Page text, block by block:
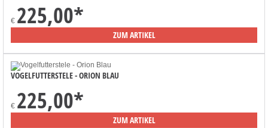
€ 225,00*
ZUM ARTIKEL
VOGELFUTTERSTELE - ORION BLAU
€ 225,00*
ZUM ARTIKEL